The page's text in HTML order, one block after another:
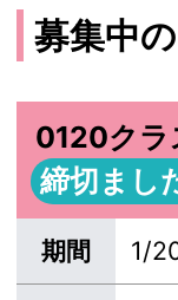
募集中
0120クラ
締切まし
期間 1/